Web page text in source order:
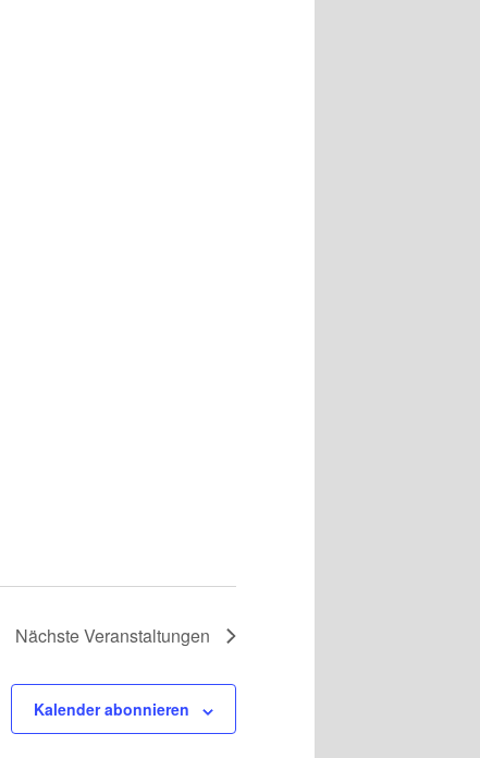
NächsteVeranstaltungen
Kalender abonnieren